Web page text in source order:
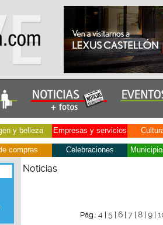
y belleza Empresas y servicios
compras Celebraciones
Noticias
Pág.: 4| 5| 6| 7| 8| 9|